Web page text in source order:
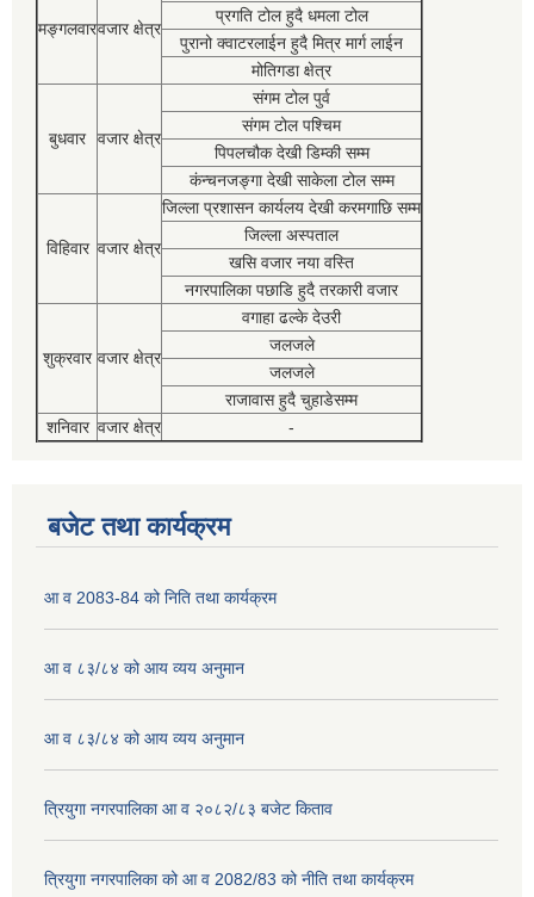
मङ्गलवारवजार क्षेत्र
प्रगति टोल हुदै धमला टोल
पुरानो क्वाटरलाईन हुदै मित्र मार्ग लाईन
मोतिगडा क्षेत्र
बुधवार वजार क्षेत्र
संगम टोल पुर्व
संगम टोल पश्चिम
पिपलचौक देखी डिम्की सम्म
कंन्चनजङ्गा देखी साकेला टोल सम्म
विहिवार वजार क्षेत्र
जिल्ला प्रशासन कार्यलय देखी करमगाछि सम्म
जिल्ला अस्पताल
खसि वजार नया वस्ति
नगरपालिका पछाडि हुदै तरकारी वजार
शुक्रवार वजार क्षेत्र
वगाहा ढल्के देउरी
जलजले
जलजले
राजावास हुदै चुहाडेसम्म
शनिवार वजार क्षेत्र -
बजेट तथा कार्यक्रम
आ व 2083-84 को निति तथा कार्यक्रम
आ व ८३/८४ को आय व्यय अनुमान
आ व ८३/८४ को आय व्यय अनुमान
त्रियुगा नगरपालिका आ व २०८२/८३ बजेट किताव
त्रियुगा नगरपालिका को आ व 2082/83 को नीति तथा कार्यक्रम